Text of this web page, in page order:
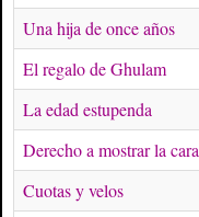
Una hija de once años
El regalo de Ghulam
La edad estupenda
Derecho a mostrar la cara
Cuotas y velos